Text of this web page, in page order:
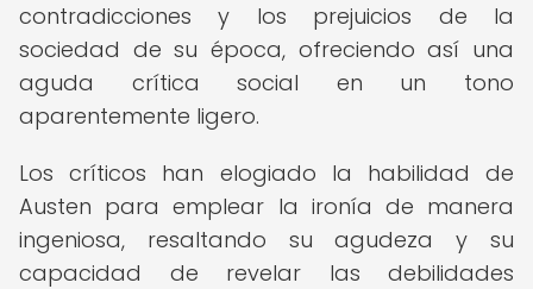
contradicciones y los prejuicios de la
sociedad de su época, ofreciendo así una
aguda crítica social en un tono
aparentemente ligero.
Los críticos han elogiado la habilidad de
Austen para emplear la ironía de manera
ingeniosa, resaltando su agudeza y su
capacidad de revelar las debilidades